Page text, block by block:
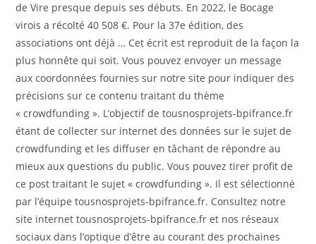
de Vire presque depuis ses débuts. En 2022, le Bocage
virois a récolté 40 508 €. Pour la 37e édition, des
associations ont déjà … Cet écrit est reproduit de la façon la
plus honnête qui soit. Vous pouvez envoyer un message
aux coordonnées fournies sur notre site pour indiquer des
précisions sur ce contenu traitant du thème
« crowdfunding ». L’objectif de tousnosprojets-bpifrance.fr
étant de collecter sur internet des données sur le sujet de
crowdfunding et les diffuser en tâchant de répondre au
mieux aux questions du public. Vous pouvez tirer profit de
ce post traitant le sujet « crowdfunding ». Il est sélectionné
par l’équipe tousnosprojets-bpifrance.fr. Consultez notre
site internet tousnosprojets-bpifrance.fr et nos réseaux
sociaux dans l’optique d’être au courant des prochaines